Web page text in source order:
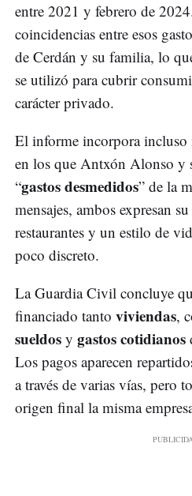
entre 2021 y febrero de
coincidencias entre esos
de Cerdán y su familia, lo
se utilizó para cubrir
carácter privado.
El informe incorpora incluso
en los que Antxón Alonso y
“gastos desmedidos” de la
mensajes, ambos expresan
restaurantes y un estilo de
poco discreto.
La Guardia Civil concluye
financiado tanto viviendas,
sueldos y gastos cotidianos
Los pagos aparecen
a través de varias vías, pero
origen final la misma